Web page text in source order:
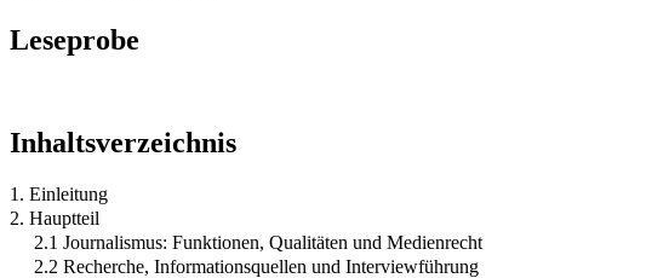
Leseprobe
Inhaltsverzeichnis
1. Einleitung
2. Hauptteil
2.1 Journalismus: Funktionen, Qualitäten und Medienrecht
2.2 Recherche, Informationsquellen und Interviewführung